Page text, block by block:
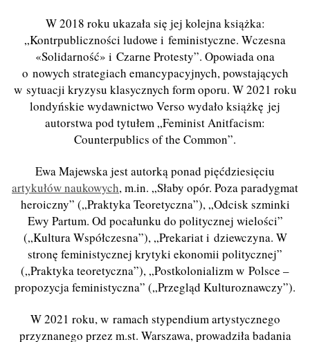
W 2018 roku ukazała się jej kolejna książka:
„Kontrpubliczności ludowe i feministyczne. Wczesna
«Solidarność» i Czarne Protesty”. Opowiada ona
o nowych strategiach emancypacyjnych, powstających
w sytuacji kryzysu klasycznych form oporu. W 2021 roku
londyńskie wydawnictwo Verso wydało książkę jej
autorstwa pod tytułem „Feminist Anitfacism:
Counterpublics of the Common”.
Ewa Majewska jest autorką ponad pięćdziesięciu
artykułów naukowych, m.in. „Słaby opór. Poza paradygmat
heroiczny” („Praktyka Teoretyczna”), „Odcisk szminki
Ewy Partum. Od pocałunku do politycznej wielości”
(„Kultura Współczesna”), „Prekariat i dziewczyna. W
stronę feministycznej krytyki ekonomii politycznej”
(„Praktyka teoretyczna”), „Postkolonializm w Polsce –
propozycja feministyczna” („Przegląd Kulturoznawczy”).
W 2021 roku, w ramach stypendium artystycznego
przyznanego przez m.st. Warszawa, prowadziła badania